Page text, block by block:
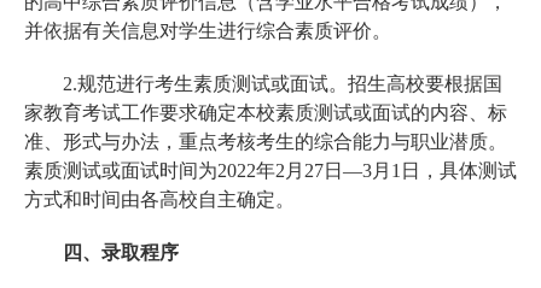
并依据有关信息对学生进行综合素质评价。
2.规范进行考生素质测试或面试。招生高校要根据国
家教育考试工作要求确定本校素质测试或面试的内容、标
准、形式与办法，重点考核考生的综合能力与职业潜质。
素质测试或面试时间为2022年2月27日—3月1日，具体测试
方式和时间由各高校自主确定。
四、录取程序